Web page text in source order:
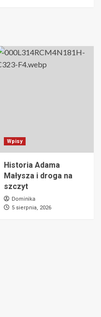
Wpisy
Historia Adama
Małysza i droga na
szczyt
Dominika
5 sierpnia, 2026